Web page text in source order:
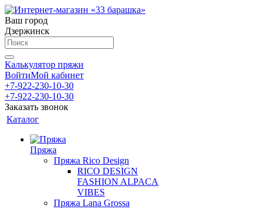
Ваш город
Дзержинск
Калькулятор пряжи
ВойтиМой кабинет
+7-922-230-10-30
+7-922-230-10-30
Заказать звонок
Каталог
Пряжа
Пряжа Rico Design
RICO DESIGN
FASHION ALPACA
VIBES
Пряжа Lana Grossa